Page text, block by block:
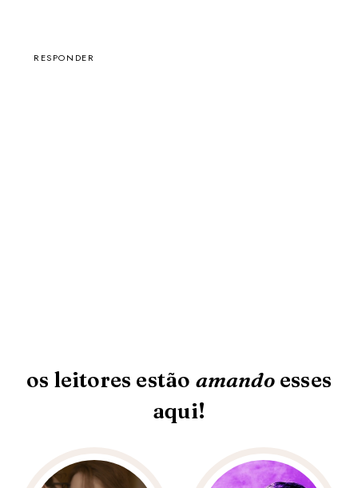
RESPONDER
os leitores estão amandoesses
aqui!